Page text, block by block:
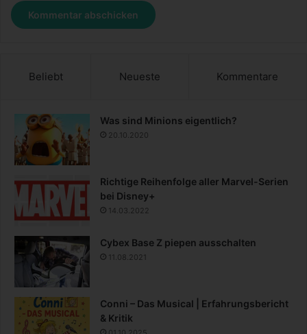
Beliebt Neueste Kommentare
Was sind Minions eigentlich?
20.10.2020
Richtige Reihenfolge aller Marvel-Serien
bei Disney+
14.03.2022
Cybex Base Z piepen ausschalten
11.08.2021
Conni – Das Musical | Erfahrungsbericht
& Kritik